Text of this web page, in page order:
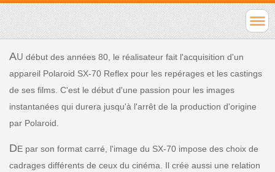
AU début des années 80, le réalisateur fait l'acquisition d'un
appareil Polaroid SX-70 Reflex pour les repérages et les castings
de ses films. C'est le début d'une passion pour les images
instantanées qui durera jusqu'à l'arrêt de la production d'origine
par Polaroid.
DE par son format carré, l'image du SX-70 impose des choix de
cadrages différents de ceux du cinéma. Il crée aussi une relation